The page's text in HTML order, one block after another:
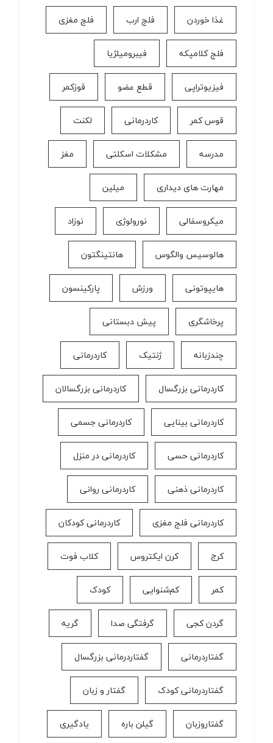
غذا خوردن فلج ارب فلج مغزی
فلج کلامپکه فیبرومیلژیا
فیزیوتراپی قطع عضو قوزکمر
قوس کمر كاردرمانی لکنت
مدرسه مشکلات اسکلتی مغز
مهارت های دیداری میلین
میکروسفالی نورولوژی نوزاد
هالوسیس والگوس هانتینگتون
هایپوتونی ورزش پارکینسون
پرخاشگری پیش دبستانی
چندزبانه ژنتیک کاردرمانی
کاردرمانی بزرگسال کاردرمانی بزرگسالان
کاردرمانی بینایی کاردرمانی جسمی
کاردرمانی حسی کاردرمانی در منزل
کاردرمانی ذهنی کاردرمانی روانی
کاردرمانی فلج مغزی کاردرمانی کودکان
کرج کرن ایکتروس کلاب فوت
کمر کم‌شنوایی کودک
گردن کجی گرفتگی صدا گریه
گفتاردرمانی گفتاردرمانی بزرگسال
گفتاردرمانی کودک گفتار و زبان
گفتاروزبان گیلن باره یادگیری